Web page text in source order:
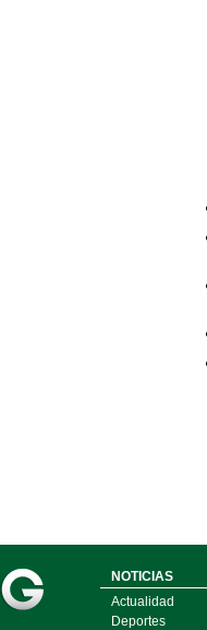
NOTICIAS
Actualidad
Deportes